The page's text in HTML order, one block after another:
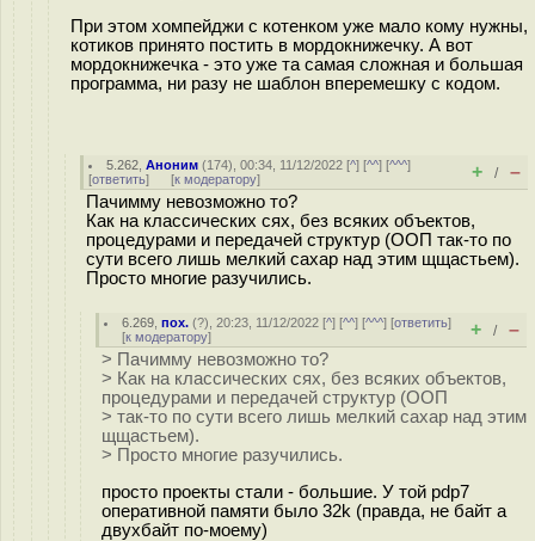
При этом хомпейджи с котенком уже мало кому нужны,
котиков принято постить в мордокнижечку. А вот
мордокнижечка - это уже та самая сложная и большая
программа, ни разу не шаблон вперемешку с кодом.
5.262 ,Аноним (174), 00:34, 11/12/2022 [^] [^^] [^^^]
[ответить] [к модератору] + / –
Пачимму невозможно то?
Как на классических сях, без всяких объектов,
процедурами и передачей структур (ООП так-то по
сути всего лишь мелкий сахар над этим щщастьем).
Просто многие разучились.
6.269 ,пох. (?), 20:23, 11/12/2022 [^] [^^] [^^^] [ответить]
[к модератору] + / –
> Пачимму невозможно то?
> Как на классических сях, без всяких объектов,
процедурами и передачей структур (ООП
> так-то по сути всего лишь мелкий сахар над этим
щщастьем).
> Просто многие разучились.
просто проекты стали - большие. У той pdp7
оперативной памяти было 32k (правда, не байт а
двухбайт по-моему)